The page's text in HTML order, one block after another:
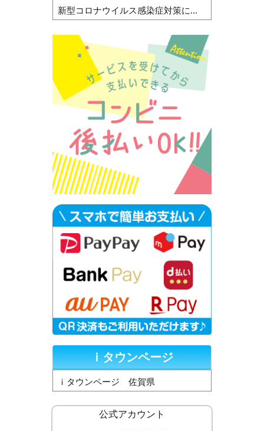
新型コロナウイルス感染症対策に...
ｉタウンページ
ｉタウンページ 佐賀県
公式アカウント